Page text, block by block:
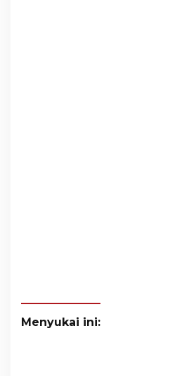
Menyukai ini: